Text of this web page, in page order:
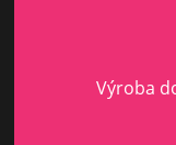
Výroba